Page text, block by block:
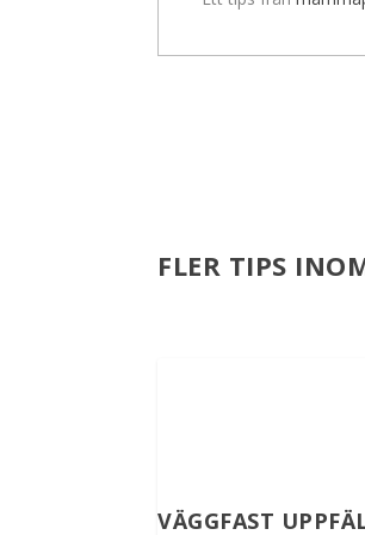
FLER TIPS
VÄGGFAST